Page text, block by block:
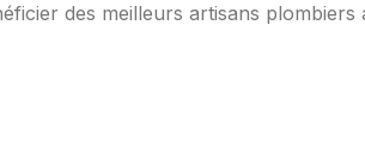
des meilleurs artisans plombiers